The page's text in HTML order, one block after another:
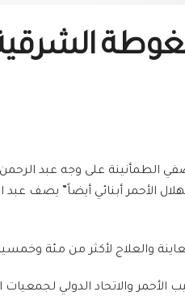
الطمأنينة على وجه عبد
الأحمر أبنائي أيضاً” يصف
والعلاج لأكثر من مئة
والاتحاد الدولي لجمعيات